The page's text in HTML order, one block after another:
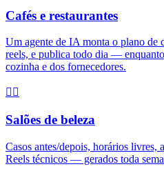
Cafés e restaurantes
Um agente de IA monta o plano de
reels, e publica todo dia —
cozinha e dos fornecedores.
💇‍♀️
Salões de beleza
Casos antes/depois, horários livres,
Reels técnicos — gerados toda